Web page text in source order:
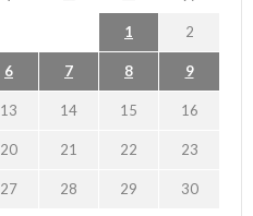
1 2
6 7 8 9
13 14 15 16
20 21 22 23
27 28 29 30